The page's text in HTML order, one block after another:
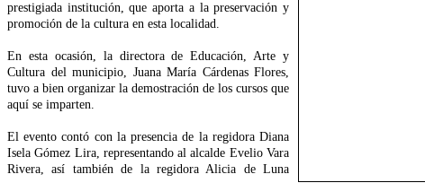
prestigiada institución, que aporta a la preservación y
promoción de la cultura en esta localidad.
En esta ocasión, la directora de Educación, Arte y
Cultura del municipio, Juana María Cárdenas Flores,
tuvo a bien organizar la demostración de los cursos que
aquí se imparten.
El evento contó con la presencia de la regidora Diana
Isela Gómez Lira, representando al alcalde Evelio Vara
Rivera, así también de la regidora Alicia de Luna